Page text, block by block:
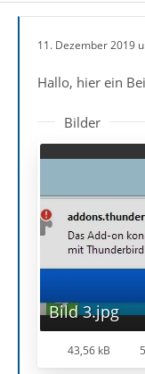
11. Dezember 2019
Hallo, hier ein
Bilder
Bild 3.jpg
43,56 kB